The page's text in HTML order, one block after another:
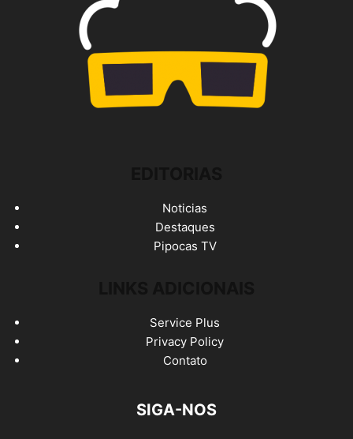
Noticias
Destaques
Pipocas TV
Service Plus
Privacy Policy
Contato
SIGA-NOS